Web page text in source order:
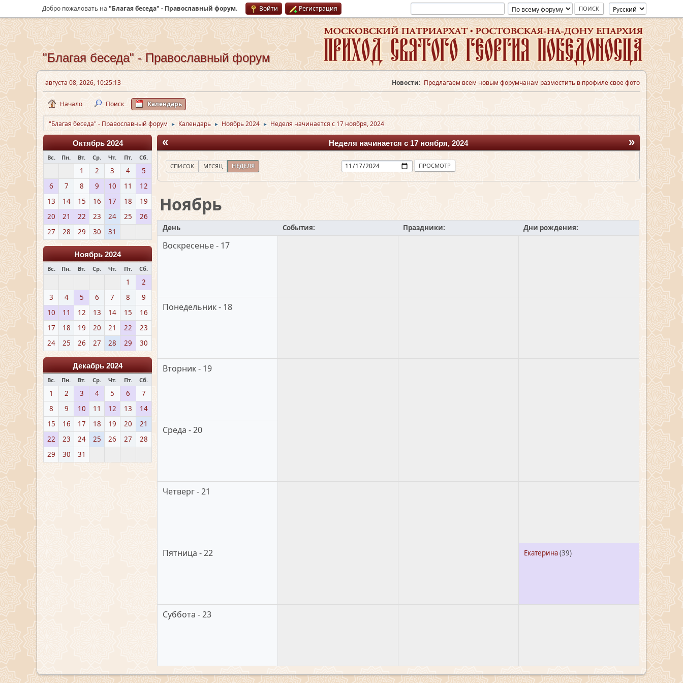
Добро пожаловать на "Благая беседа" - Православный форум. Войти Регистрация
"Благая беседа" - Православный форум
августа 08, 2026, 10:25:13 Новости: Предлагаем всем новым форумчанам разместить в профиле свое фото
Начало Поиск Календарь
"Благая беседа" - Православный форум ► Календарь ► Ноябрь 2024 ► Неделя начинается с 17 ноября, 2024
Октябрь 2024
Вс. Пн. Вт. Ср. Чт. Пт. Сб.
1 2 3 4
5
6
7 8 9 10 11
12
13
14 15 16 17 18
19
20
21 22 23 24 25
26
27
28 29 30 31
Ноябрь 2024
Вс. Пн. Вт. Ср. Чт. Пт. Сб.
1
2
3
4 5 6 7 8
9
10
11 12 13 14 15
16
17
18 19 20 21 22
23
24
25 26 27 28 29 30
Декабрь 2024
Вс. Пн. Вт. Ср. Чт. Пт. Сб.
1 2 3 4 5 6
7
8
9 10 11 12 13
14
15
16 17 18 19 20
21
22
23 24 25 26 27
28
29
30 31
« »
Неделя начинается с 17 ноября, 2024
СПИСОК МЕСЯЦ НЕДЕЛЯ
Ноябрь
День События: Праздники: Дни рождения:
Воскресенье - 17
Понедельник - 18
Вторник - 19
Среда - 20
Четверг - 21
Пятница - 22 Екатерина(39)
Суббота - 23